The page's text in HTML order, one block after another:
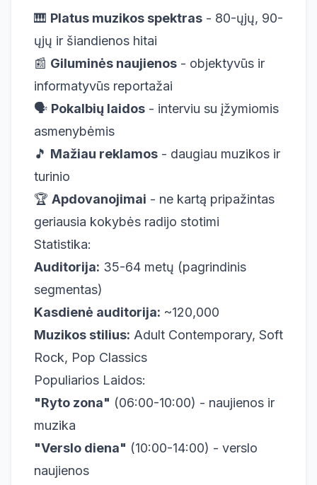
🎹 Platus muzikos spektras - 80-ųjų, 90-
ųjų ir šiandienos hitai
📰 Giluminės naujienos - objektyvūs ir
informatyvūs reportažai
🗣️ Pokalbių laidos - interviu su įžymiomis
asmenybėmis
🎵 Mažiau reklamos - daugiau muzikos ir
turinio
🏆 Apdovanojimai - ne kartą pripažintas
geriausia kokybės radijo stotimi
Statistika:
Auditorija: 35-64 metų (pagrindinis
segmentas)
Kasdienė auditorija: ~120,000
Muzikos stilius: Adult Contemporary, Soft
Rock, Pop Classics
Populiarios Laidos:
"Ryto zona" (06:00-10:00) - naujienos ir
muzika
"Verslo diena" (10:00-14:00) - verslo
naujienos